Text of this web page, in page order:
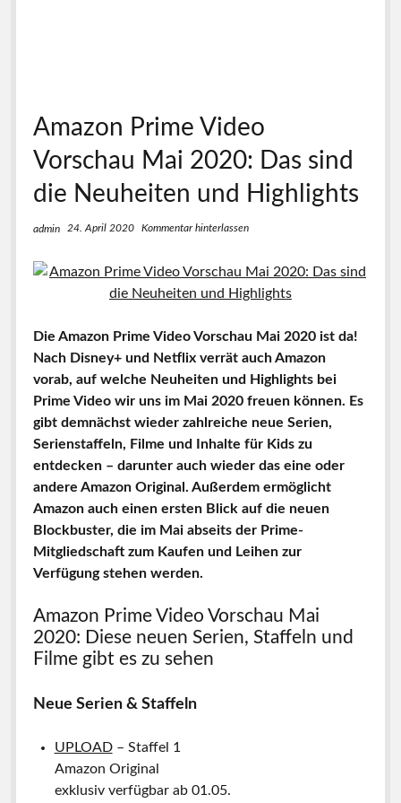
Amazon Prime Video
Vorschau Mai 2020: Das sind
die Neuheiten und Highlights
admin 24. April 2020 Kommentar hinterlassen
Die Amazon Prime Video Vorschau Mai 2020 ist da!
Nach Disney+ und Netflix verrät auch Amazon
vorab, auf welche Neuheiten und Highlights bei
Prime Video wir uns im Mai 2020 freuen können. Es
gibt demnächst wieder zahlreiche neue Serien,
Serienstaffeln, Filme und Inhalte für Kids zu
entdecken – darunter auch wieder das eine oder
andere Amazon Original. Außerdem ermöglicht
Amazon auch einen ersten Blick auf die neuen
Blockbuster, die im Mai abseits der Prime-
Mitgliedschaft zum Kaufen und Leihen zur
Verfügung stehen werden.
Amazon Prime Video Vorschau Mai
2020: Diese neuen Serien, Staffeln und
Filme gibt es zu sehen
Neue Serien & Staffeln
UPLOAD– Staffel 1
Amazon Original
exklusiv verfügbar ab 01.05.